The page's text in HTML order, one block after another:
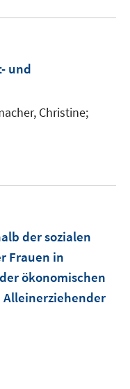
und
Christine;
der sozialen
Frauen in
ökonomischen
Alleinerziehender